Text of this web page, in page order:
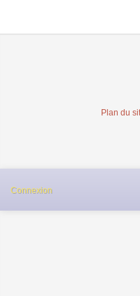
Plan du
Connexion